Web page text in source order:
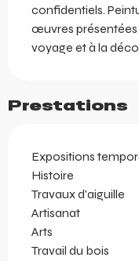
confidentiels.
œuvres
voyage et à la
Prestations
Expositions
Histoire
Travaux d'aiguille
Artisanat
Arts
Travail du bois